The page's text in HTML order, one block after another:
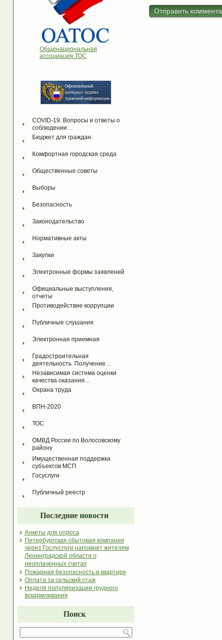
Общенациональная
ассоциация ТОС
COVID-19. Вопросы и ответы о
соблюдении…
Бюджет для граждан
Комфортная городская среда
Общественные советы
Выборы
Безопасность
Законодательство
Нормативные акты
Закупки
Электронные формы заявлений
Официальные выступления,
отчеты
Противодействие коррупции
Публичные слушания
Электронная приемная
Градостроительная
деятельность. Получение…
Независимая система оценки
качества оказания…
Охрана труда
ВПН-2020
ТОС
ОМВД России по Волосовскому
району
Имущественная поддержка
субъектов МСП
Госуслуги
Публичный реестр
Последние новости
Анкеты для опроса
Петербургская сбытовая компания
через Гослуслуги напомнит жителям
Ленинградской области о
неоплаченных счетах
Пожарная безопасность в квартире
Оплата за сельский стаж
Неделя популяризации грудного
вскармливания
Поиск